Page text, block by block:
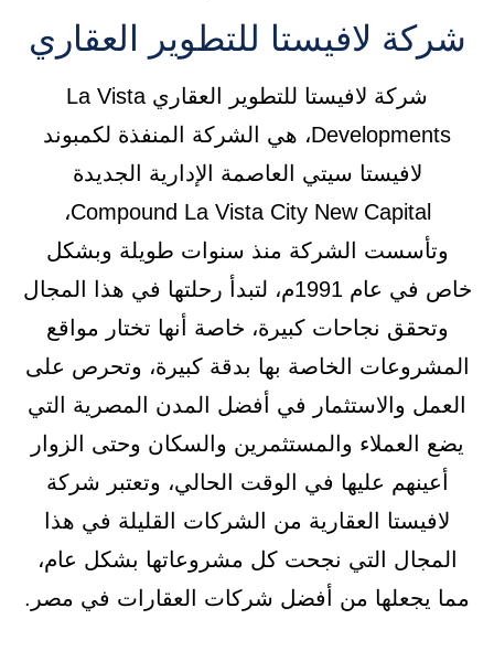
شركة لافيستا للتطوير العقاري
شركة لافيستا للتطوير العقاري La Vista
Developments، هي الشركة المنفذة لكمبوند
لافيستا سيتي العاصمة الإدارية الجديدة
Compound La Vista City New Capital،
وتأسست الشركة منذ سنوات طويلة وبشكل
خاص في عام 1991م، لتبدأ رحلتها في هذا المجال
وتحقق نجاحات كبيرة، خاصة أنها تختار مواقع
المشروعات الخاصة بها بدقة كبيرة، وتحرص على
العمل والاستثمار في أفضل المدن المصرية التي
يضع العملاء والمستثمرين والسكان وحتى الزوار
أعينهم عليها في الوقت الحالي، وتعتبر شركة
لافيستا العقارية من الشركات القليلة في هذا
المجال التي نجحت كل مشروعاتها بشكل عام،
مما يجعلها من أفضل شركات العقارات في مصر.